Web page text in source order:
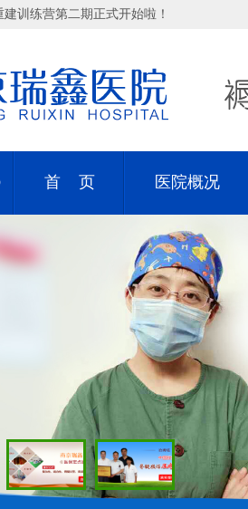
训练营第二期正式开始啦！
首 页 医院概况